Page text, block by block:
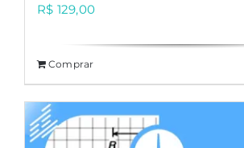
R$ 129,00
Comprar